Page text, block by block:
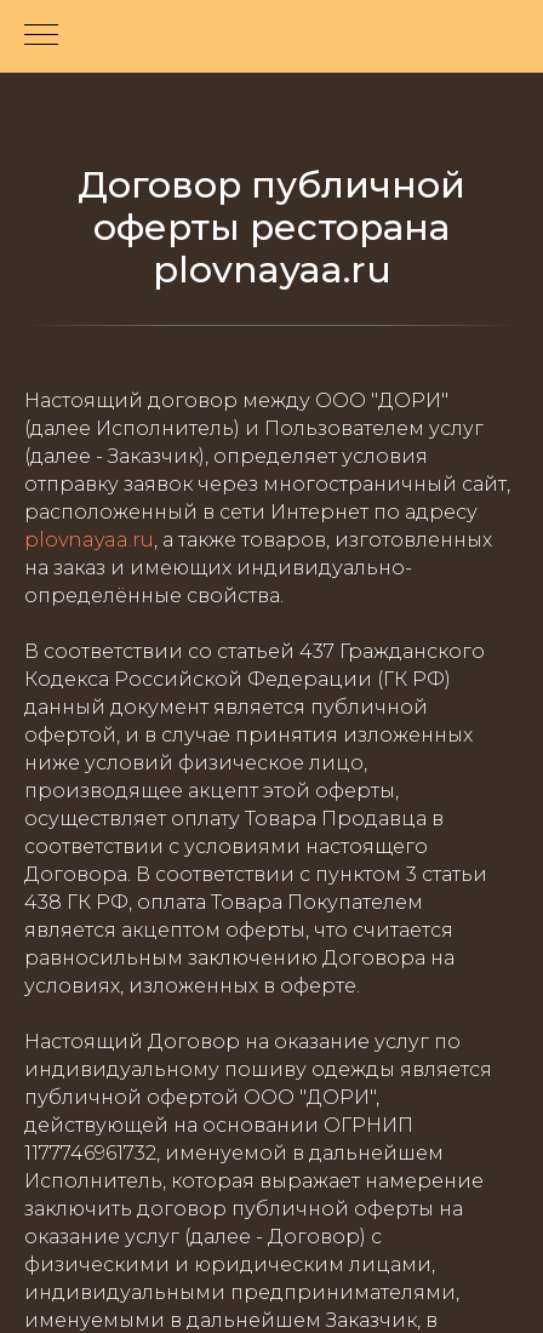
Договор публичной
оферты ресторана
plovnayaa.ru
Настоящий договор между ООО "ДОРИ"
(далее Исполнитель) и Пользователем услуг
(далее - Заказчик), определяет условия
отправку заявок через многостраничный сайт,
расположенный в сети Интернет по адресу
plovnayaa.ru, а также товаров, изготовленных
на заказ и имеющих индивидуально-
определённые свойства.
В соответствии со статьей 437 Гражданского
Кодекса Российской Федерации (ГК РФ)
данный документ является публичной
офертой, и в случае принятия изложенных
ниже условий физическое лицо,
производящее акцепт этой оферты,
осуществляет оплату Товара Продавца в
соответствии с условиями настоящего
Договора. В соответствии с пунктом 3 статьи
438 ГК РФ, оплата Товара Покупателем
является акцептом оферты, что считается
равносильным заключению Договора на
условиях, изложенных в оферте.
Настоящий Договор на оказание услуг по
индивидуальному пошиву одежды является
публичной офертой ООО "ДОРИ",
действующей на основании ОГРНИП
1177746961732, именуемой в дальнейшем
Исполнитель, которая выражает намерение
заключить договор публичной оферты на
оказание услуг (далее - Договор) с
физическими и юридическим лицами,
индивидуальными предпринимателями,
именуемыми в дальнейшем Заказчик, в